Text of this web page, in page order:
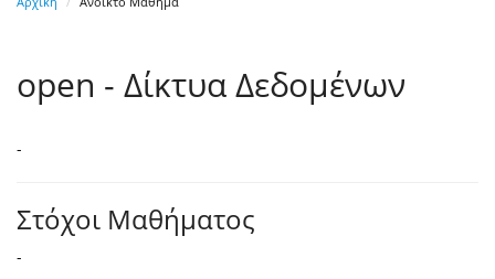
open - Δίκτυα Δεδομένων
-
Στόχοι Μαθήματος
-